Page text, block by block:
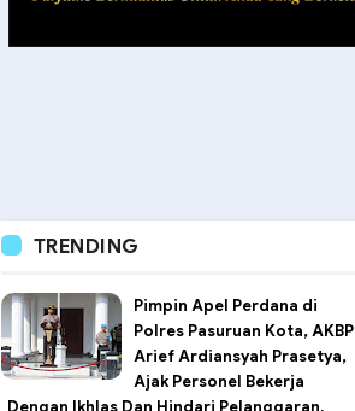
TRENDING
Pimpin Apel Perdana di
Polres Pasuruan Kota, AKBP
Arief Ardiansyah Prasetya,
Ajak Personel Bekerja